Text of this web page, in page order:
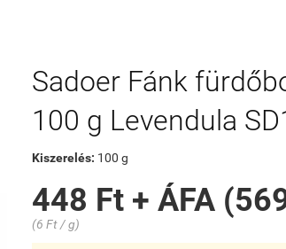
Sadoer Fánk
100 g Levendula
Kiszerelés: 100 g
448 Ft + ÁFA
(6 Ft / g)